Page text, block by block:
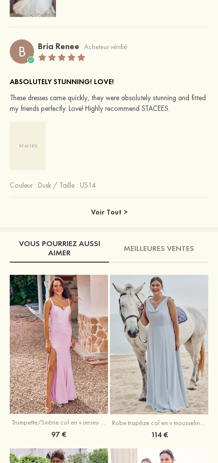
B Bria Renee Acheteur vérifié
ABSOLUTELY STUNNING! LOVE!
These dresses came quickly, they were absolutely stunning and fitted
my friends perfectly. Love! Highly recommend STACEES.
Couleur : Dusk / Taille : US14
Voir Tout >
VOUS POURRIEZ AUSSI
AIMER
MEILLEURES VENTES
Trumpette/Sirène col en v jersey ras du sol robe de demoiselle d'honneur
97 € 114 €